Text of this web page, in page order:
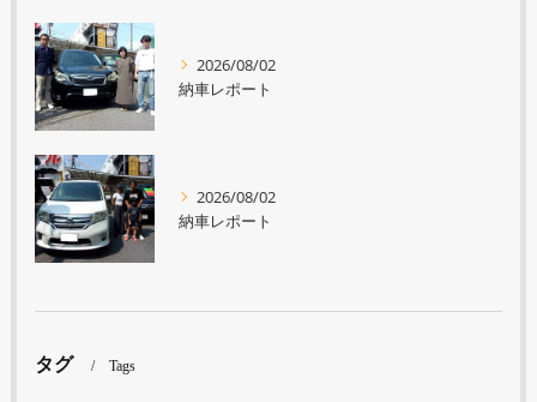
2026/08/02
納車レポート
2026/08/02
納車レポート
タグ Tags